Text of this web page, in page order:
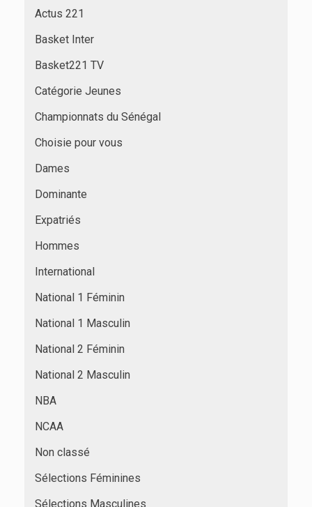
Actus 221
Basket Inter
Basket221 TV
Catégorie Jeunes
Championnats du Sénégal
Choisie pour vous
Dames
Dominante
Expatriés
Hommes
International
National 1 Féminin
National 1 Masculin
National 2 Féminin
National 2 Masculin
NBA
NCAA
Non classé
Sélections Féminines
Sélections Masculines